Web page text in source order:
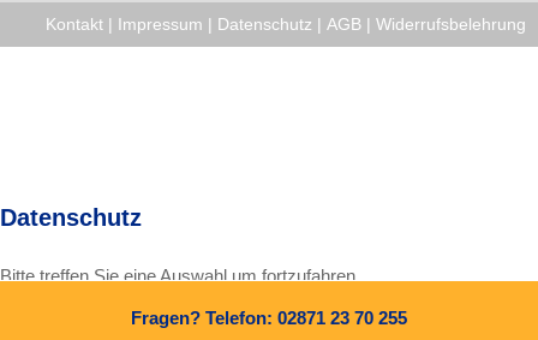
Kontakt | Impressum | Datenschutz | AGB | Widerrufsbelehrung
Fragen? Telefon: 02871 23 70 255
Datenschutz
Bitte treffen Sie eine Auswahl um fortzufahren.
Alle Cookies und Skripte zulassen